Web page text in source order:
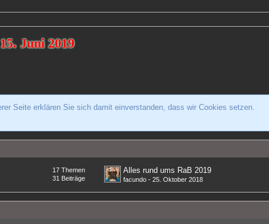
Juni 2019
Seite erklären Sie sich damit einverstanden, dass wir Cookies setzen.
Themen
17
Beiträge
31
Alles rund ums RaB 2019
facundo - 25. Oktober 2018